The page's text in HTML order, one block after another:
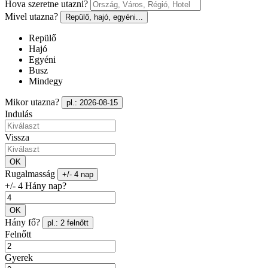
Hova szeretne utazni?
Mivel utazna?
Repülő, hajó, egyéni...
Repülő
Hajó
Egyéni
Busz
Mindegy
Mikor utazna? pl.: 2026-08-15
Indulás
Vissza
OK
Rugalmasság +/- 4 nap
+/- 4 Hány nap?
OK
Hány fő? pl.: 2 felnőtt
Felnőtt
Gyerek